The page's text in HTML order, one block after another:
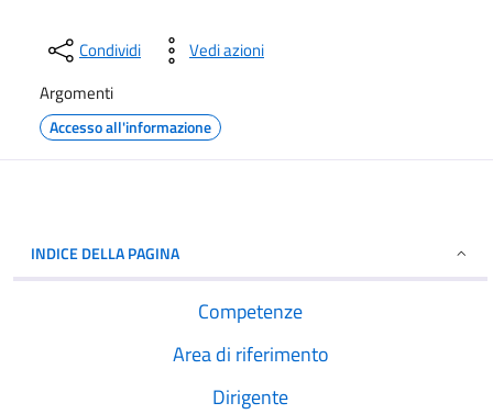
Condividi
Vedi azioni
Argomenti
Accesso all'informazione
INDICE DELLA PAGINA
Competenze
Area di riferimento
Dirigente